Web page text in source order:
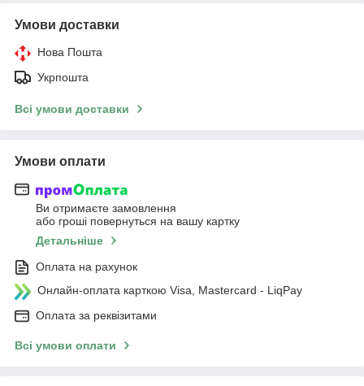
Умови доставки
Нова Пошта
Укрпошта
Всі умови доставки
Умови оплати
Ви отримаєте замовлення
або гроші повернуться на вашу картку
Детальніше
Оплата на рахунок
Онлайн-оплата карткою Visa, Mastercard - LiqPay
Оплата за реквізитами
Всі умови оплати